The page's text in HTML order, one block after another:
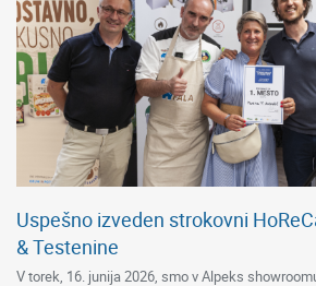
Uspešno izveden strokovni
& Testenine
V torek, 16. junija 2026, smo v Alpeks